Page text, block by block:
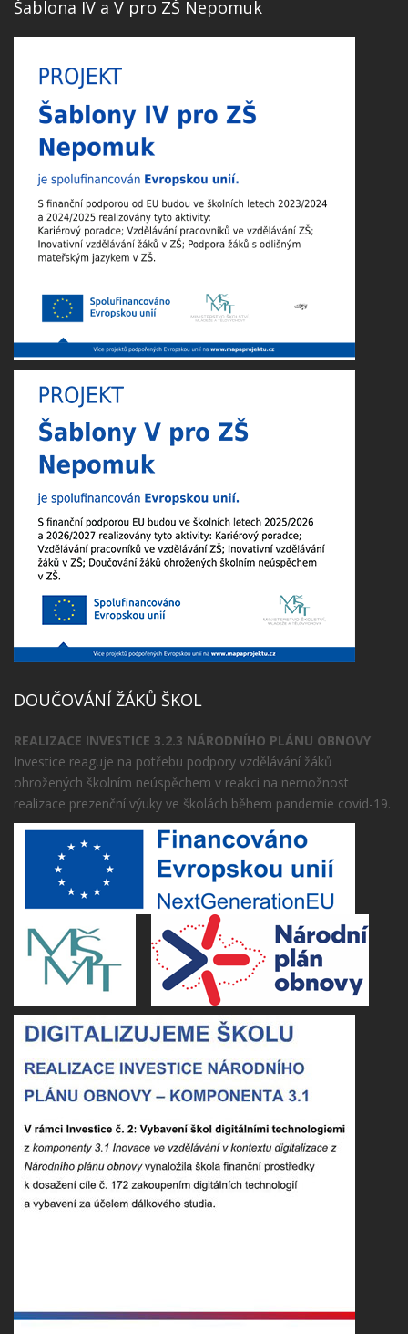
Šablona IV a V pro ZŠ Nepomuk
DOUČOVÁNÍ ŽÁKŮ ŠKOL
REALIZACE INVESTICE 3.2.3 NÁRODNÍHO PLÁNU OBNOVY
Investice reaguje na potřebu podpory vzdělávání žáků
ohrožených školním neúspěchem v reakci na nemožnost
realizace prezenční výuky ve školách během pandemie covid-19.